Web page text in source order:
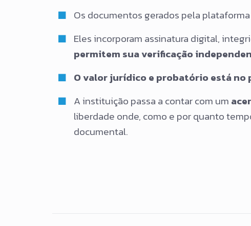
Os documentos gerados pela
Eles incorporam assinatura digital,
permitem sua verificação
O valor jurídico e probatório está
A instituição passa a contar com um
liberdade onde, como e por quanto
documental.